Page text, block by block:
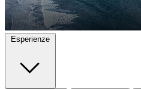
Esperienze